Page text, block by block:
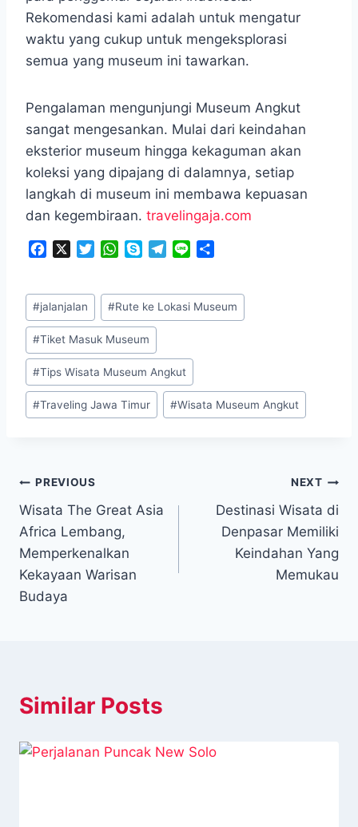
Rekomendasi kami adalah untuk mengatur
waktu yang cukup untuk mengeksplorasi
semua yang museum ini tawarkan.
Pengalaman mengunjungi Museum Angkut
sangat mengesankan. Mulai dari keindahan
eksterior museum hingga kekaguman akan
koleksi yang dipajang di dalamnya, setiap
langkah di museum ini membawa kepuasan
dan kegembiraan. travelingaja.com
e
b
o
o
k
t
e
r
W
t
s
A
p
p
p
e
e
g
a
m
e
r
e
Post
Tags:
#jalanjalan #Rute ke Lokasi Museum
#Tiket Masuk Museum
#Tips Wisata Museum Angkut
#Traveling Jawa Timur #Wisata Museum Angkut
Navigasi
pos
PREVIOUS
Wisata The Great Asia
Africa Lembang,
Memperkenalkan
Kekayaan Warisan
Budaya
NEXT
Destinasi Wisata di
Denpasar Memiliki
Keindahan Yang
Memukau
Similar Posts